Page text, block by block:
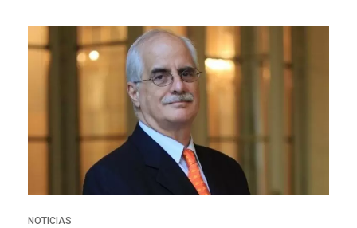
NOTICIAS